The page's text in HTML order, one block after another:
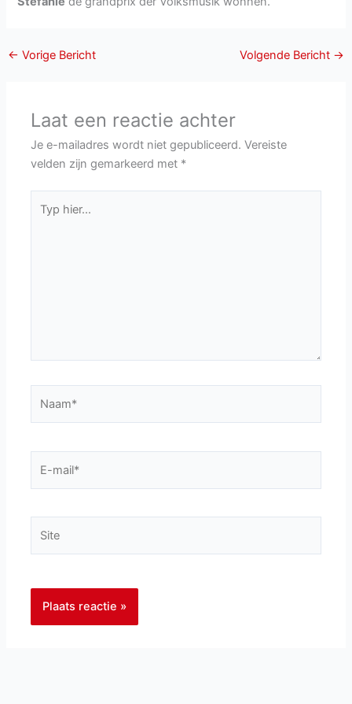
← Vorige Bericht Volgende Bericht →
Laat een reactie achter
Je e-mailadres wordt niet gepubliceerd. Vereiste
velden zijn gemarkeerd met *
hier...
mail*